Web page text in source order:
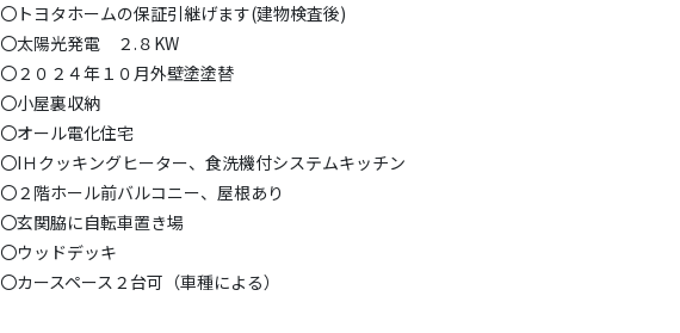
〇トヨタホームの保証引継げます(建物検査後)
〇太陽光発電 ２.８KW
〇２０２４年１０月外壁塗塗替
〇小屋裏収納
〇オール電化住宅
〇IＨクッキングヒーター、食洗機付システムキッチン
〇２階ホール前バルコニー、屋根あり
〇玄関脇に自転車置き場
〇ウッドデッキ
〇カースペース２台可（車種による）